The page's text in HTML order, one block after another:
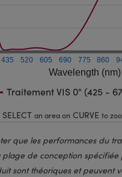
Wavelength (nm)
435 520 605 690 775 860
Traitement VIS 0° (425 -
an area on CURVE to
que les performances du
plage de conception spécifiée
sont théoriques et peuvent